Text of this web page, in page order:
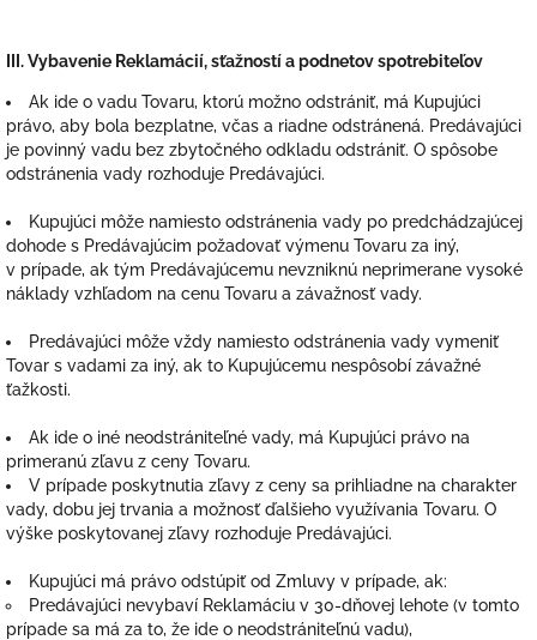
III.Vybavenie Reklamácií, sťažností a podnetov spotrebiteľov
Ak ide o vadu Tovaru, ktorú možno odstrániť, má Kupujúci
právo, aby bola bezplatne, včas a riadne odstránená. Predávajúci
je povinný vadu bez zbytočného odkladu odstrániť. O spôsobe
odstránenia vady rozhoduje Predávajúci.
Kupujúci môže namiesto odstránenia vady po predchádzajúcej
dohode s Predávajúcim požadovať výmenu Tovaru za iný,
v prípade, ak tým Predávajúcemu nevzniknú neprimerane vysoké
náklady vzhľadom na cenu Tovaru a závažnosť vady.
Predávajúci môže vždy namiesto odstránenia vady vymeniť
Tovar s vadami za iný, ak to Kupujúcemu nespôsobí závažné
ťažkosti.
Ak ide o iné neodstrániteľné vady, má Kupujúci právo na
primeranú zľavu z ceny Tovaru.
V prípade poskytnutia zľavy z ceny sa prihliadne na charakter
vady, dobu jej trvania a možnosť ďalšieho využívania Tovaru. O
výške poskytovanej zľavy rozhoduje Predávajúci.
Kupujúci má právo odstúpiť od Zmluvy v prípade, ak:
Predávajúci nevybaví Reklamáciu v 30-dňovej lehote (v tomto
prípade sa má za to, že ide o neodstrániteľnú vadu),